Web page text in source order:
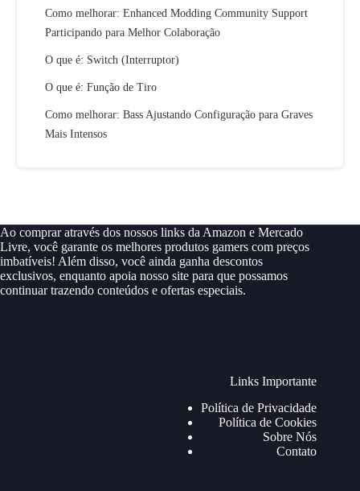
Como melhorar: Enhanced Modding Community Support
Participando para Melhor Colaboração
O que é: Switch (Interruptor)
O que é: Função de Tiro
Como melhorar: Bass Ajustando Configuração para Graves
Mais Intensos
Ao comprar através dos nossos links da Amazon e Mercado
Livre, você garante os melhores produtos gamers com preços
imbatíveis! Além disso, você ainda ganha descontos
exclusivos, enquanto apoia nosso site para que possamos
continuar trazendo conteúdos e ofertas especiais.
Links Importante
Política de Privacidade
Política de Cookies
Sobre Nós
Contato